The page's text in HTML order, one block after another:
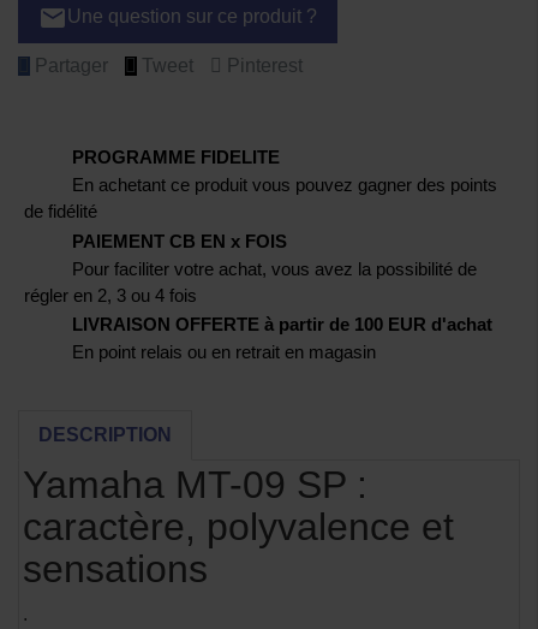
emailUne question sur ce produit ?
Partager Tweet Pinterest
PROGRAMME FIDELITE
En achetant ce produit vous pouvez gagner des points
de fidélité
PAIEMENT CB EN x FOIS
Pour faciliter votre achat, vous avez la possibilité de
régler en 2, 3 ou 4 fois
LIVRAISON OFFERTE à partir de 100 EUR d'achat
En point relais ou en retrait en magasin
DESCRIPTION
Yamaha MT-09 SP :
caractère, polyvalence et
sensations
.